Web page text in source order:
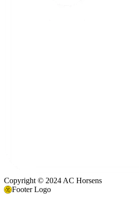
Copyright © 2024 AC Horsens
Footer Logo